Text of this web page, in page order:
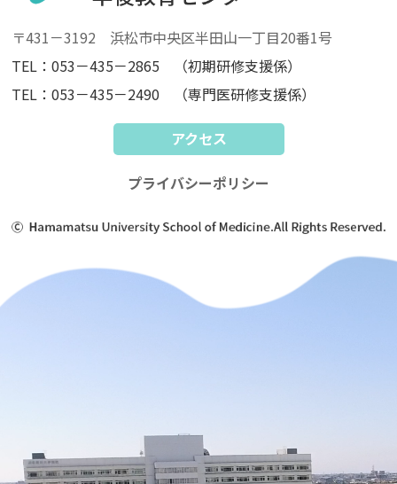
〒431－3192 浜松市中央区半田山一丁目20番1号
TEL：053－435－2865 （初期研修支援係）
TEL：053－435－2490 （専門医研修支援係）
アクセス
プライバシーポリシー